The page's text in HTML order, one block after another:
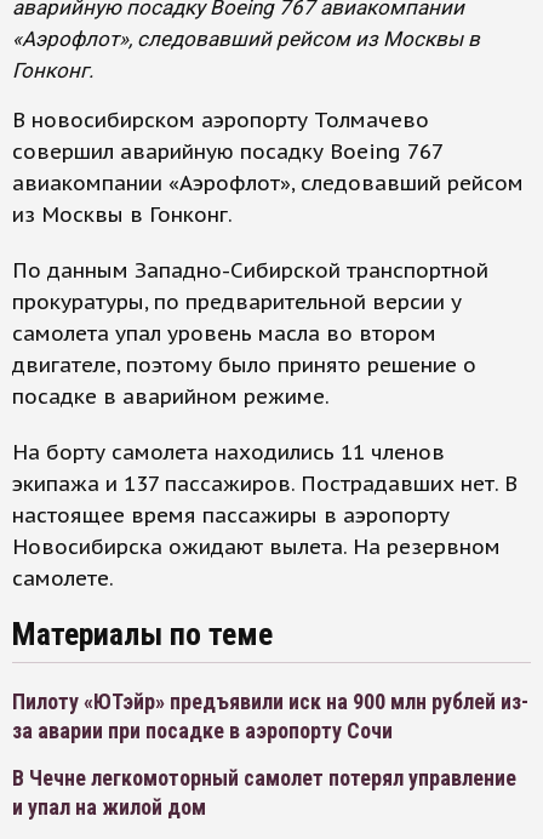
аварийную посадку Boeing 767 авиакомпании
«Аэрофлот», следовавший рейсом из Москвы в
Гонконг.
В новосибирском аэропорту Толмачево
совершил аварийную посадку Boeing 767
авиакомпании «Аэрофлот», следовавший рейсом
из Москвы в Гонконг.
По данным Западно-Сибирской транспортной
прокуратуры, по предварительной версии у
самолета упал уровень масла во втором
двигателе, поэтому было принято решение о
посадке в аварийном режиме.
На борту самолета находились 11 членов
экипажа и 137 пассажиров. Пострадавших нет. В
настоящее время пассажиры в аэропорту
Новосибирска ожидают вылета. На резервном
самолете.
Материалы по теме
Пилоту «ЮТэйр» предъявили иск на 900 млн рублей из-
за аварии при посадке в аэропорту Сочи
В Чечне легкомоторный самолет потерял управление
и упал на жилой дом